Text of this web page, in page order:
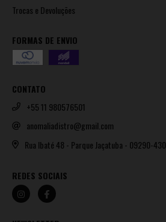
Trocas e Devoluções
FORMAS DE ENVIO
CONTATO
+55 11 980576501
anomaliadistro@gmail.com
Rua Ibaté 48 - Parque Jaçatuba - 09290-430
REDES SOCIAIS